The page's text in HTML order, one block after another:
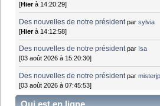
[Hierà 14:20:29]
Des nouvelles de notre président parsylvia
[Hierà 14:12:58]
Des nouvelles de notre président par Isa
[03 août 2026 à 15:20:30]
Des nouvelles de notre président parmisterjp
[03 août 2026 à 07:45:53]